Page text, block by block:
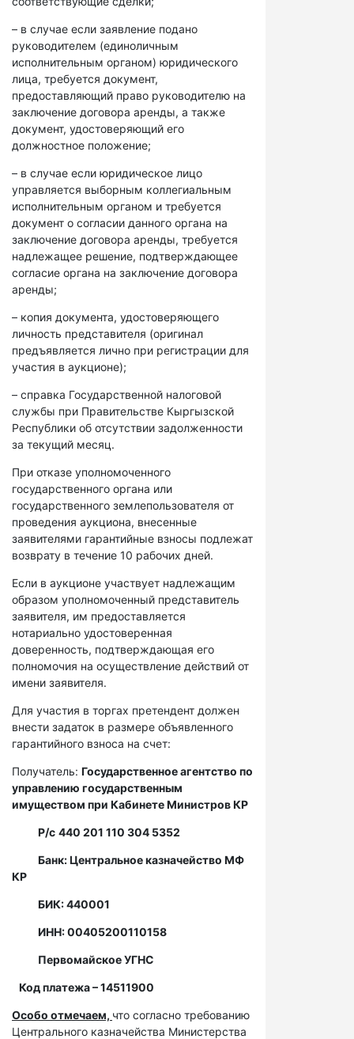
– в случае если заявление подано
руководителем (единоличным
исполнительным органом) юридического
лица, требуется документ,
предоставляющий право руководителю на
заключение договора аренды, а также
документ, удостоверяющий его
должностное положение;
– в случае если юридическое лицо
управляется выборным коллегиальным
исполнительным органом и требуется
документ о согласии данного органа на
заключение договора аренды, требуется
надлежащее решение, подтверждающее
согласие органа на заключение договора
аренды;
– копия документа, удостоверяющего
личность представителя (оригинал
предъявляется лично при регистрации для
участия в аукционе);
– справка Государственной налоговой
службы при Правительстве Кыргызской
Республики об отсутствии задолженности
за текущий месяц.
При отказе уполномоченного
государственного органа или
государственного землепользователя от
проведения аукциона, внесенные
заявителями гарантийные взносы подлежат
возврату в течение 10 рабочих дней.
Если в аукционе участвует надлежащим
образом уполномоченный представитель
заявителя, им предоставляется
нотариально удостоверенная
доверенность, подтверждающая его
полномочия на осуществление действий от
имени заявителя.
Для участия в торгах претендент должен
внести задаток в размере объявленного
гарантийного взноса на счет:
Получатель: Государственное агентство по
управлению государственным
имуществом при Кабинете Министров КР
Р/с 440 201 110 304 5352
Банк: Центральное казначейство МФ
КР
БИК: 440001
ИНН: 00405200110158
Первомайское УГНС
Код платежа – 14511900
Особо отмечаем, что согласно требованию
Центрального казначейства Министерства